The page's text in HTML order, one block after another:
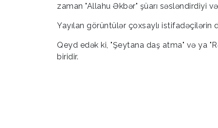
zaman "Allahu Əkbər" şüarı səsləndirdiyi
Yayılan görüntülər çoxsaylı istifadəçilərin
Qeyd edək ki, "Şeytana daş atma" və ya
biridir.